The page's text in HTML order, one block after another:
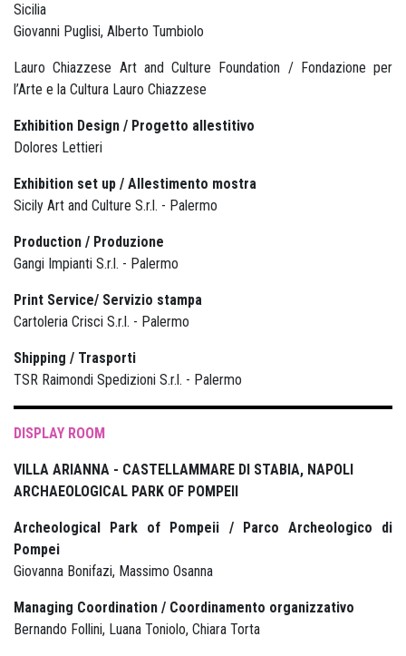
Sicilia
Giovanni Puglisi, Alberto Tumbiolo
Lauro Chiazzese Art and Culture Foundation / Fondazione per
l’Arte e la Cultura Lauro Chiazzese
Exhibition Design / Progetto allestitivo
Dolores Lettieri
Exhibition set up / Allestimento mostra
Sicily Art and Culture S.r.l. - Palermo
Production / Produzione
Gangi Impianti S.r.l. - Palermo
Print Service/ Servizio stampa
Cartoleria Crisci S.r.l. - Palermo
Shipping / Trasporti
TSR Raimondi Spedizioni S.r.l. - Palermo
DISPLAY ROOM
VILLA ARIANNA - CASTELLAMMARE DI STABIA, NAPOLI
ARCHAEOLOGICAL PARK OF POMPEII
Archeological Park of Pompeii / Parco Archeologico di
Pompei
Giovanna Bonifazi, Massimo Osanna
Managing Coordination / Coordinamento organizzativo
Bernando Follini, Luana Toniolo, Chiara Torta